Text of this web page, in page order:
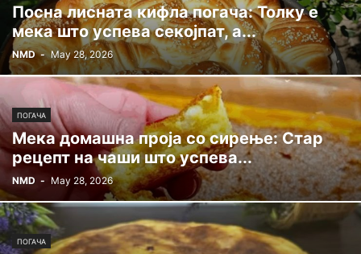
Посна лисната кифла погача: Толку е
мека што успева секојпат, а...
NMD - May 28, 2026
ПОГАЧА
Мека домашна проја со сирење: Стар
рецепт на чаши што успева...
NMD - May 28, 2026
ПОГАЧА